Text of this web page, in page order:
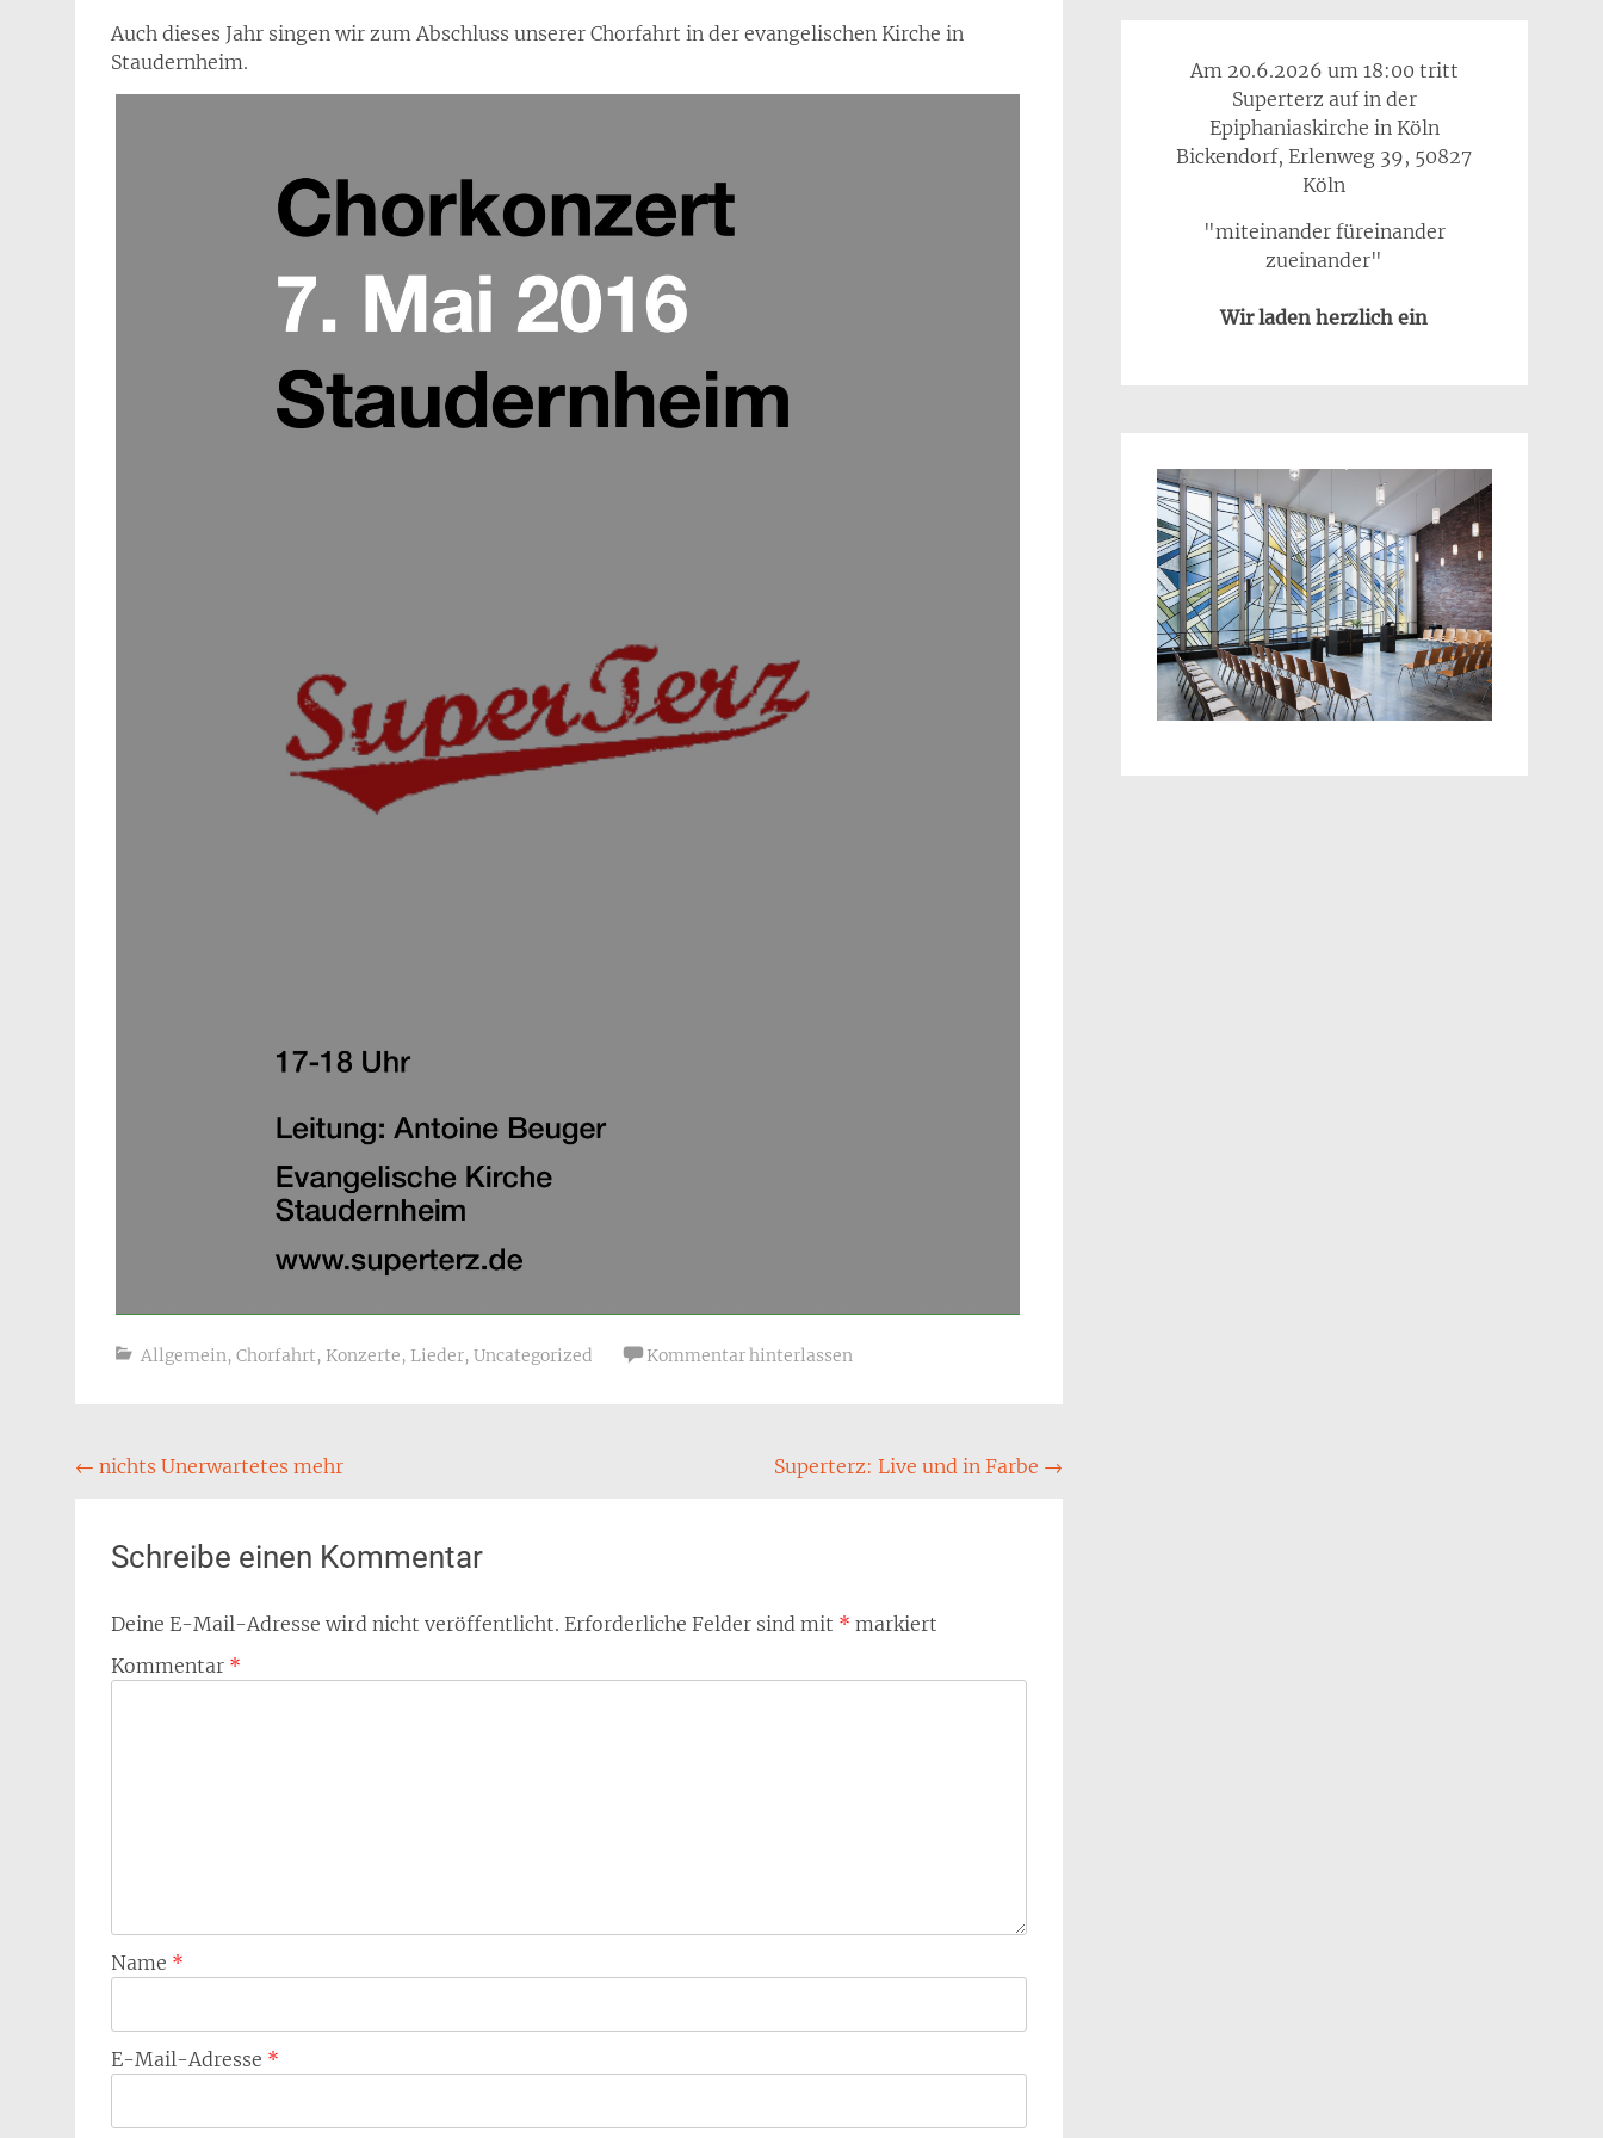
Auch dieses Jahr singen wir zum Abschluss unserer Chorfahrt in der evangelischen Kirche in
Staudernheim.
Allgemein, Chorfahrt, Konzerte, Lieder, Uncategorized Kommentar hinterlassen
Beitragsnavigation
← nichts Unerwartetes mehr Superterz: Live und in Farbe →
Schreibe einen Kommentar
Deine E-Mail-Adresse wird nicht veröffentlicht. Erforderliche Felder sind mit * markiert
Kommentar *
Name *
E-Mail-Adresse *
Am 20.6.2026 um 18:00 tritt
Superterz auf in der
Epiphaniaskirche in Köln
Bickendorf, Erlenweg 39, 50827
Köln
"miteinander füreinander
zueinander"
Wir laden herzlich ein